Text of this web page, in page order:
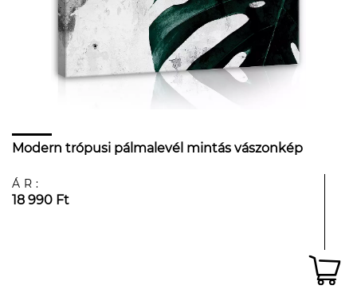
Modern trópusi pálmalevél mintás vászonkép
ÁR:
18 990 Ft